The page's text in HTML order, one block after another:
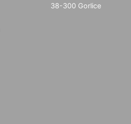
38-300 Gorlice